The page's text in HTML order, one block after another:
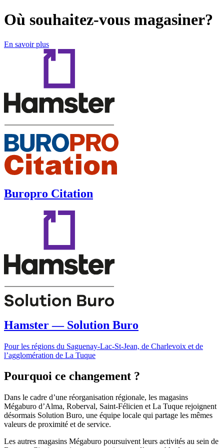
Où souhaitez-vous magasiner?
En savoir plus
Buropro Citation
Hamster — Solution Buro
Pour les régions du Saguenay-Lac-St-Jean, de Charlevoix et de
l’agglomération de La Tuque
Pourquoi ce changement ?
Dans le cadre d’une réorganisation régionale, les magasins
Mégaburo d’Alma, Roberval, Saint-Félicien et La Tuque rejoignent
désormais Solution Buro, une équipe locale qui partage les mêmes
valeurs de proximité et de service.
Les autres magasins Mégaburo poursuivent leurs activités au sein de